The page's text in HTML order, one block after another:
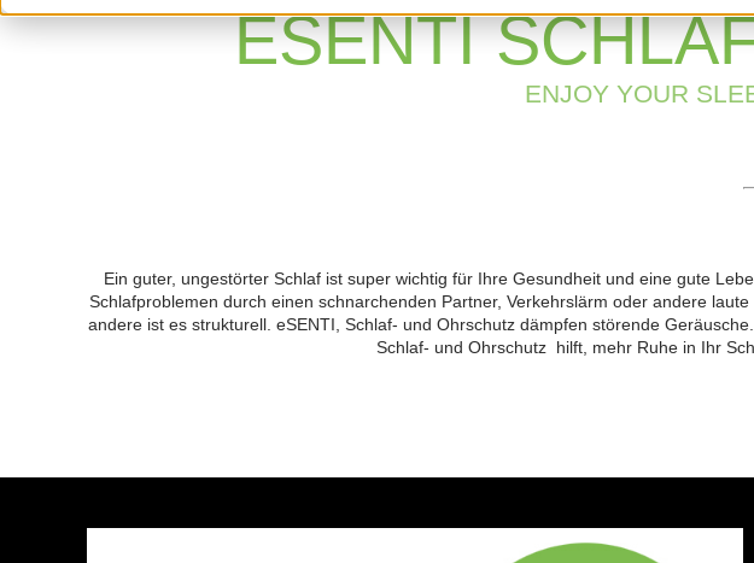
ESENTI
ENJOY YOUR
Ein guter, ungestörter Schlaf ist super wichtig für Ihre Gesundheit und eine gute
Schlafproblemen durch einen schnarchenden Partner, Verkehrslärm oder andere
andere ist es strukturell. eSENTI, Schlaf- und Ohrschutz dämpfen störende
Schlaf- und Ohrschutz hilft, mehr Ruhe in Ihr